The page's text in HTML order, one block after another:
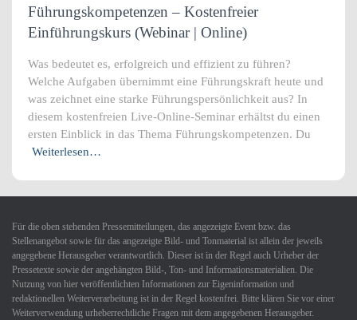
Führungskompetenzen – Kostenfreier
Einführungskurs (Webinar | Online)
Was bedeutet es, erfolgreich und effizient zu führen?
Welche Aufgaben übernimmt eine Führungskraft heute und
was zeichnet eine starke Führungspersönlichkeit aus? In
diesem kostenfreien Live-Online-Seminar erhältst du einen
ersten Einblick in das Thema Führungskompetenzen. Du
Weiterlesen…
Für die oben stehenden Pressemitteilungen, das angezeigte Event bzw. das
Stellenangebot sowie für das angezeigte Bild- und Tonmaterial ist allein der jeweils
angegebene Herausgeber verantwortlich. Dieser ist in der Regel auch Urheber der
Pressetexte sowie der angehängten Bild-, Ton- und Informationsmaterialien. Die
Nutzung von hier veröffentlichten Informationen zur Eigeninformation und
redaktionellen Weiterverarbeitung ist in der Regel kostenfrei. Bitte klären Sie vor einer
Weiterverwendung urheberrechtliche Fragen mit dem angegebenen Herausgeber.